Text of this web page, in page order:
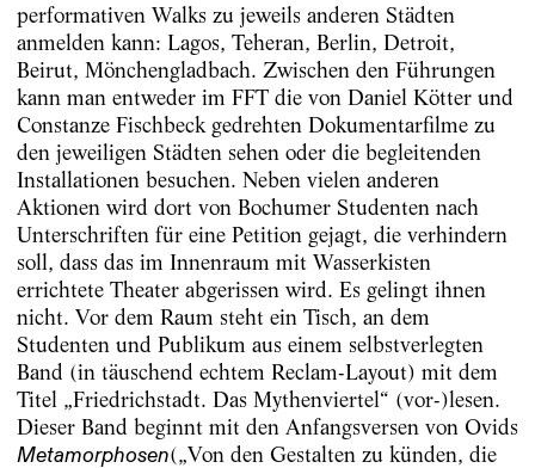
performativen Walks zu jeweils anderen Städten
anmelden kann: Lagos, Teheran, Berlin, Detroit,
Beirut, Mönchengladbach. Zwischen den Führungen
kann man entweder im FFT die von Daniel Kötter und
Constanze Fischbeck gedrehten Dokumentarfilme zu
den jeweiligen Städten sehen oder die begleitenden
Installationen besuchen. Neben vielen anderen
Aktionen wird dort von Bochumer Studenten nach
Unterschriften für eine Petition gejagt, die verhindern
soll, dass das im Innenraum mit Wasserkisten
errichtete Theater abgerissen wird. Es gelingt ihnen
nicht. Vor dem Raum steht ein Tisch, an dem
Studenten und Publikum aus einem selbstverlegten
Band (in täuschend echtem Reclam-Layout) mit dem
Titel „Friedrichstadt. Das Mythenviertel“ (vor-)lesen.
Dieser Band beginnt mit den Anfangsversen von Ovids
Metamorphosen(„Von den Gestalten zu künden, die